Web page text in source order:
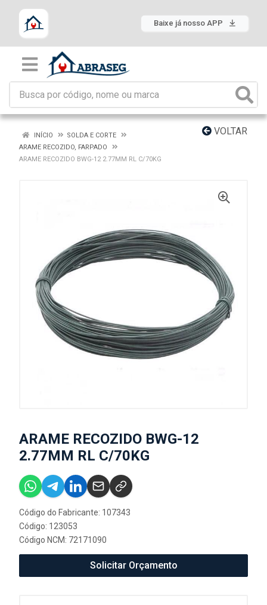
Baixe já nosso APP
VOLTAR
INÍCIO
SOLDA E CORTE
ARAME RECOZIDO, FARPADO
ARAME RECOZIDO BWG-12 2.77MM RL C/70KG
ARAME RECOZIDO BWG-12
2.77MM RL C/70KG
Código do Fabricante: 107343
Código: 123053
Código NCM: 72171090
Solicitar Orçamento